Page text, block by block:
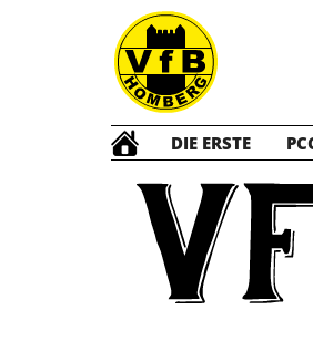
DIE ERSTE